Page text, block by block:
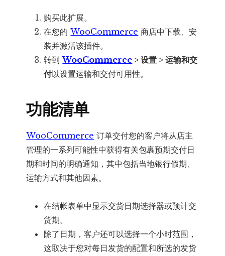
购买此扩展。
在您的WooCommerce 商店中下载、安
装并激活该插件。
转到WooCommerce > 设置 > 运输和交
付以设置运输和交付可用性。
功能清单
WooCommerce 订单交付您的客户将从店主
管理的一系列可能性中获得有关包裹预期交付日
期和时间的明确通知，其中包括当地银行假期、
运输方式和其他因素。
在结帐表单中显示交货日期选择器或预计交
货期。
除了日期，客户还可以选择一个小时范围，
这取决于您对每日发货的配置和所选的发货